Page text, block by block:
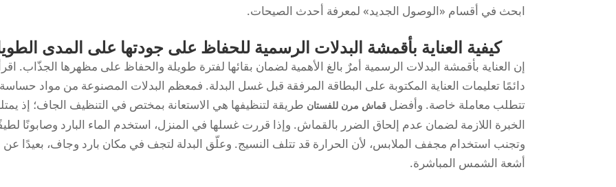
ابحث في أقسام «الوصول الجديد» لمعرفة أحدث الصيحات.
كيفية العناية بأقمشة البدلات الرسمية للحفاظ على جودتها على المدى
إن العناية بأقمشة البدلات الرسمية أمرٌ بالغ الأهمية لضمان بقائها لفترة طويلة والحفاظ على مظهرها الجذّاب.
دائمًا تعليمات العناية المكتوبة على البطاقة المرفقة قبل غسل البدلة. فمعظم البدلات المصنوعة من مواد حساسة
تتطلب معاملة خاصة. وأفضل قماش مرن للفستان طريقة لتنظيفها هي الاستعانة بمختص في التنظيف الجاف؛ إذ
الخبرة اللازمة لضمان عدم إلحاق الضرر بالقماش. وإذا قررت غسلها في المنزل، استخدم الماء البارد وصابونًا
وتجنب استخدام مجفف الملابس، لأن الحرارة قد تتلف النسيج. وعلّق البدلة لتجف في مكان بارد وجاف، بعيدًا عن
أشعة الشمس المباشرة.